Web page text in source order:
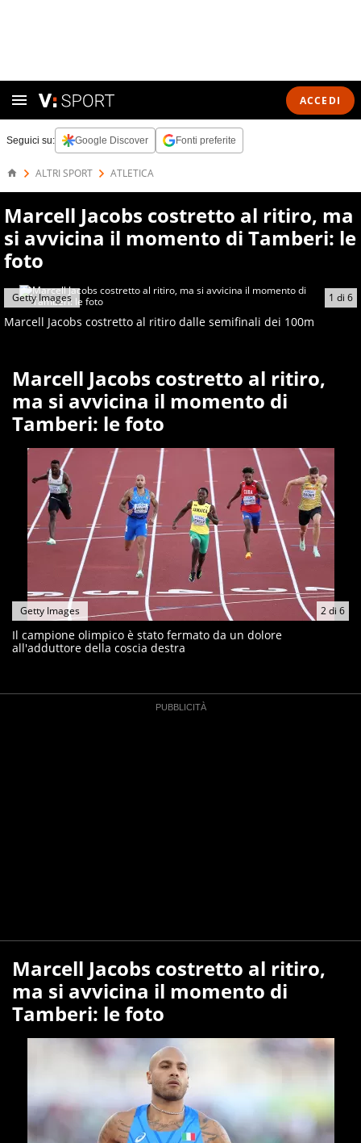
ACCEDI
Seguici su: Google Discover Fonti preferite
ALTRI SPORT ATLETICA
Marcell Jacobs costretto al ritiro, ma
si avvicina il momento di Tamberi: le
foto
1 di 6
Getty Images
Marcell Jacobs costretto al ritiro dalle semifinali dei 100m
Marcell Jacobs costretto al ritiro,
ma si avvicina il momento di
Tamberi: le foto
2di 6
Getty Images
Il campione olimpico è stato fermato da un dolore
all'adduttore della coscia destra
Marcell Jacobs costretto al ritiro,
ma si avvicina il momento di
Tamberi: le foto